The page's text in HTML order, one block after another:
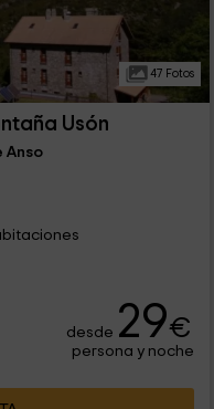
47 Fotos
Usón
Anso
desde 29€
persona y noche